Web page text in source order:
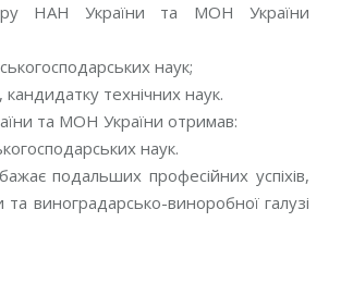
НАН України та МОН України
наук;
технічних наук.
та МОН України отримав:
наук.
подальших професійних успіхів,
виноградарсько-виноробної галузі